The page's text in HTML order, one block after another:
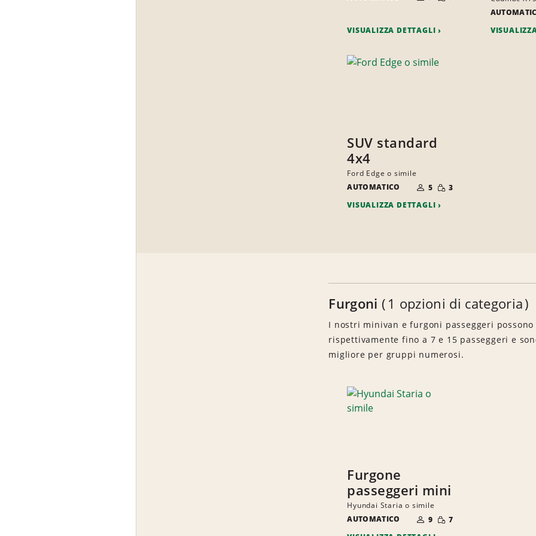
PERSONE
VISUALIZZA DETTAGLI
SUV standard
4x4
Ford Edge o simile
AUTOMATICO
DI
PERSONE
5 QUANTITÀ
RIDOTTA
3
VISUALIZZA DETTAGLI
Furgoni 1 opzioni di categoria
I nostri minivan e furgoni passeggeri
rispettivamente fino a 7 e 15 passeggeri e
migliore per gruppi numerosi.
Furgone
passeggeri mini
Hyundai Staria o simile
AUTOMATICO
DI
PERSONE
9 QUANTITÀ
RIDOTTA
7